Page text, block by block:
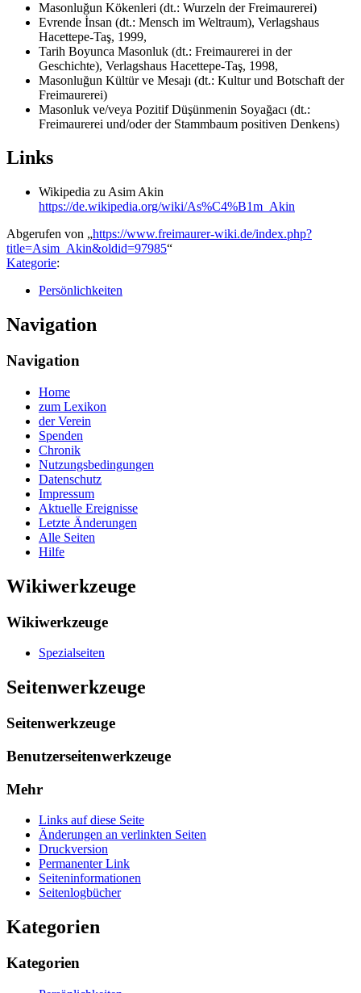
Masonluğun Kökenleri (dt.: Wurzeln der Freimaurerei)
Evrende İnsan (dt.: Mensch im Weltraum), Verlagshaus
Hacettepe-Taş, 1999,
Tarih Boyunca Masonluk (dt.: Freimaurerei in der
Geschichte), Verlagshaus Hacettepe-Taş, 1998,
Masonluğun Kültür ve Mesajı (dt.: Kultur und Botschaft der
Freimaurerei)
Masonluk ve/veya Pozitif Düşünmenin Soyağacı (dt.:
Freimaurerei und/oder der Stammbaum positiven Denkens)
Links
Wikipedia zu Asim Akin
https://de.wikipedia.org/wiki/As%C4%B1m_Akin
Abgerufen von „https://www.freimaurer-wiki.de/index.php?
title=Asim_Akin&oldid=97985“
Kategorie:
Persönlichkeiten
Navigation
Navigation
Home
zum Lexikon
der Verein
Spenden
Chronik
Nutzungsbedingungen
Datenschutz
Impressum
Aktuelle Ereignisse
Letzte Änderungen
Alle Seiten
Hilfe
Wikiwerkzeuge
Wikiwerkzeuge
Spezialseiten
Seitenwerkzeuge
Seitenwerkzeuge
Benutzerseitenwerkzeuge
Mehr
Links auf diese Seite
Änderungen an verlinkten Seiten
Druckversion
Permanenter Link
Seiten­­informationen
Seitenlogbücher
Kategorien
Kategorien